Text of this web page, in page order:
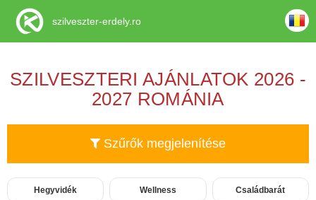
SZILVESZTERI AJÁNLATOK 2026 -
2027 ROMÁNIA
Szűrők megjelenítése
Hegyvidék Wellness Családbarát
szilveszter-erdely.ro